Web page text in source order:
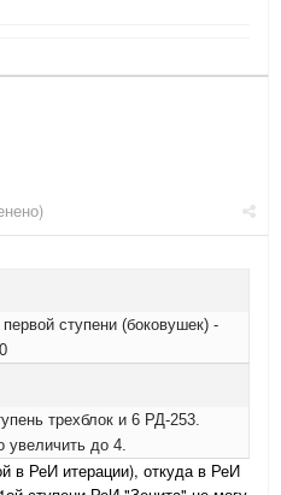
ступени (боковушек) -
трехблок и 6 РД-253.
увеличить до 4.
в РеИ итерации), откуда в РеИ